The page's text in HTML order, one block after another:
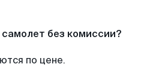
без комиссии?
по цене.